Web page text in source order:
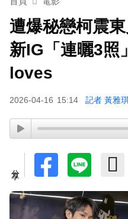
遭爆秘戀柯震
新IG「連曬3照
loves
2026-04-16 15:14 記者 黃雅